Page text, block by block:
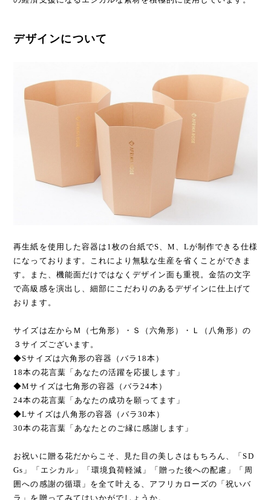
デザインについて
再生紙を使用した容器は1枚の台紙でS、M、Lが制作できる仕様
になっております。これにより無駄な生産を省くことができま
す。また、機能面だけではなくデザイン面も重視。金箔の文字
で高級感を演出し、細部にこだわりのあるデザインに仕上げて
おります。
サイズは左からＭ（七角形）・Ｓ（六角形）・Ｌ（八角形）の
３サイズございます。
◆Sサイズは六角形の容器（バラ18本）
18本の花言葉「あなたの活躍を応援します」
◆Mサイズは七角形の容器（バラ24本）
24本の花言葉「あなたの成功を願ってます」
◆Lサイズは八角形の容器（バラ30本）
30本の花言葉「あなたとのご縁に感謝します」
お祝いに贈る花だからこそ、見た目の美しさはもちろん、「SD
Gs」「エシカル」「環境負荷軽減」「贈った後への配慮」「周
囲への感謝の循環」を全て叶える、アフリカローズの「祝いバ
ラ」を贈ってみてはいかがでしょうか。